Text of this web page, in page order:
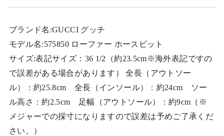
ブランド名:GUCCI グッチ
モデル名:575850 ローファー ホースビット
サイズ:表記サイズ：36 1/2（約23.5cm※海外表記ですの
で誤差がある場合があります） 全長（アウトソー
ル）：約25.8cm 全長（インソール）：約24cm ソー
ル高さ：約2.5cm 足幅（アウトソール）：約9cm（※
メジャーでの採寸になりますので誤差は予めご了承くだ
さい。）